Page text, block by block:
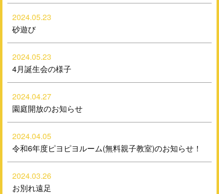
2024.05.23
砂遊び
2024.05.23
4月誕生会の様子
2024.04.27
園庭開放のお知らせ
2024.04.05
令和6年度ピヨピヨルーム(無料親子教室)のお知らせ！
2024.03.26
お別れ遠足